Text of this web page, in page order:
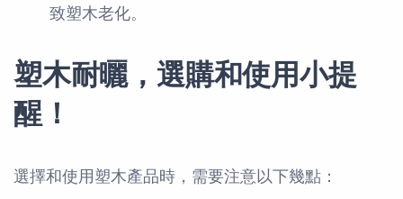
致塑木老化。
塑木耐曬，選購和使用小提
醒！
選擇和使用塑木產品時，需要注意以下幾點：